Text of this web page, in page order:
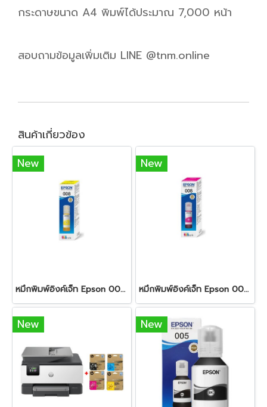
กระดาษขนาด A4 พิมพ์ได้ประมาณ 7,000 หน้า
สอบถามข้อมูลเพิ่มเติม LINE @tnm.online
สินค้าเกี่ยวข้อง
New
หมึกพิมพ์อิงค์เจ็ท Epson 008 Yellow
New
หมึกพิมพ์อิงค์เจ็ท Epson 008 Magenta
New New